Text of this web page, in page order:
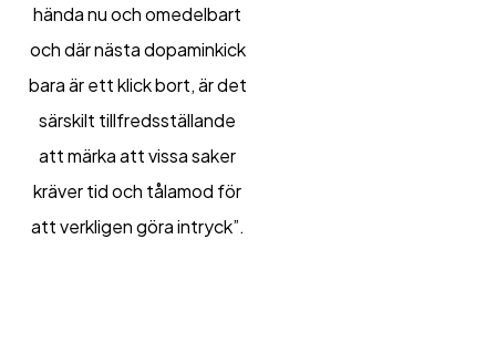
hända nu och omedelbart
och där nästa dopaminkick
bara är ett klick bort, är det
särskilt tillfredsställande
att märka att vissa saker
kräver tid och tålamod för
att verkligen göra intryck”.